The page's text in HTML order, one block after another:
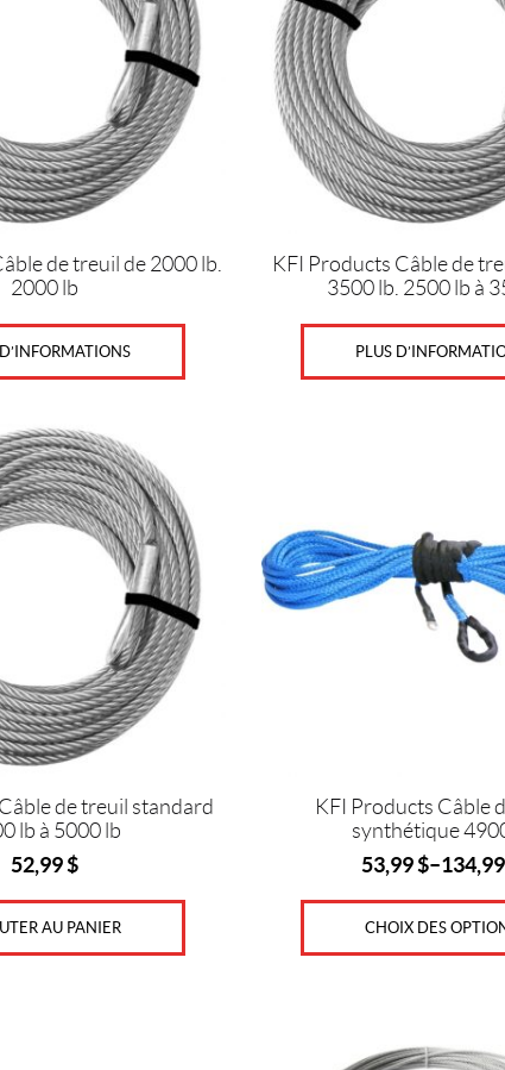
de treuil de 2000 lb.
2000 lb
KFI Products Câble de
3500 lb. 2500 lb à
PLUS
de treuil standard
lb à 5000 lb
52,99$
AU PANIER
KFI Products Câble
synthétique
53,99$–
CHOIX DES
variations.
Les
options
peuvent